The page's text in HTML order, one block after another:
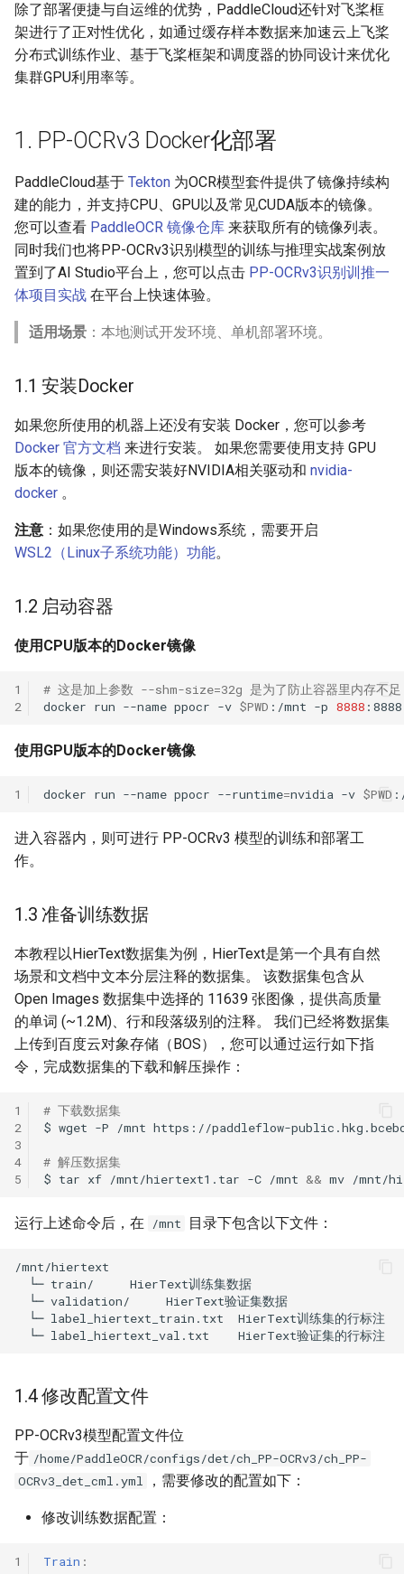
CPPD
SATRN
除了部署便捷与自运维的优势，PaddleCloud还针对飞桨框
架进行了正对性优化，如通过缓存样本数据来加速云上飞桨
分布式训练作业、基于飞桨框架和调度器的协同设计来优化
集群GPU利用率等。
1. PP-OCRv3 Docker化部署
PaddleCloud基于 Tekton 为OCR模型套件提供了镜像持续构
建的能力，并支持CPU、GPU以及常见CUDA版本的镜像。
您可以查看 PaddleOCR 镜像仓库 来获取所有的镜像列表。
同时我们也将PP-OCRv3识别模型的训练与推理实战案例放
置到了AI Studio平台上，您可以点击 PP-OCRv3识别训推一
体项目实战 在平台上快速体验。
适用场景 ：本地测试开发环境、单机部署环境。
1.1 安装Docker
如果您所使用的机器上还没有安装 Docker，您可以参考
Docker 官方文档 来进行安装。 如果您需要使用支持 GPU
版本的镜像，则还需安装好NVIDIA相关驱动和 nvidia-
docker 。
注意 ：如果您使用的是Windows系统，需要开启
WSL2（Linux子系统功能）功能。
1.2 启动容器
使用CPU版本的Docker镜像
1
2
# 这是加上参数 --shm-size=32g 是为了防止容器里内存不足
docker run --name ppocr -v $PWD :/mnt -p 8888 :8888
使用GPU版本的Docker镜像
1 docker run --name ppocr --runtime=nvidia -v $PWD
进入容器内，则可进行 PP-OCRv3 模型的训练和部署工
作。
1.3 准备训练数据
本教程以HierText数据集为例，HierText是第一个具有自然
场景和文档中文本分层注释的数据集。 该数据集包含从
Open Images 数据集中选择的 11639 张图像，提供高质量
的单词 (~1.2M)、行和段落级别的注释。 我们已经将数据集
上传到百度云对象存储（BOS），您可以通过运行如下指
令，完成数据集的下载和解压操作：
1
2
3
4
5
# 下载数据集
$ wget -P /mnt
# 解压数据集
$ tar xf /mnt/hiertext1.tar -C /mnt && mv /mnt/
运行上述命令后，在 /mnt 目录下包含以下文件：
1.4 修改配置文件
PP-OCRv3模型配置文件位
于 /home/PaddleOCR/configs/det/ch_PP-OCRv3/ch_PP-
OCRv3_det_cml.yml
，需要修改的配置如下：
修改训练数据配置：
1
Train :